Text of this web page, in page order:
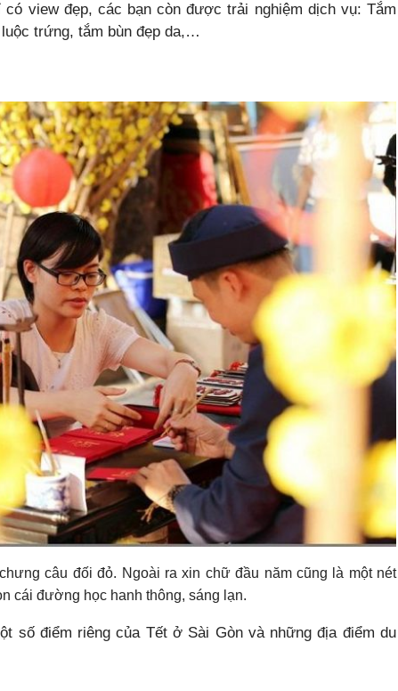
view đẹp, các bạn còn được trải nghiệm dịch vụ: Tắm
trứng, tắm bùn đẹp da,…
câu đối đỏ. Ngoài ra xin chữ đầu năm cũng là một nét
cái đường học hanh thông, sáng lạn.
số điểm riêng của Tết ở Sài Gòn và những địa điểm du